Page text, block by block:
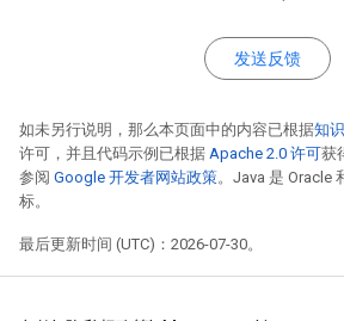
发送反馈
如未另行说明，那么本页面中的内容已根据知
许可，并且代码示例已根据 Apache 2.0 许可获
参阅 Google 开发者网站政策。Java 是 Oracle
标。
最后更新时间 (UTC)：2026-07-30。